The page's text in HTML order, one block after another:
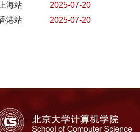
2025-07-20
海站
2025-07-20
港站